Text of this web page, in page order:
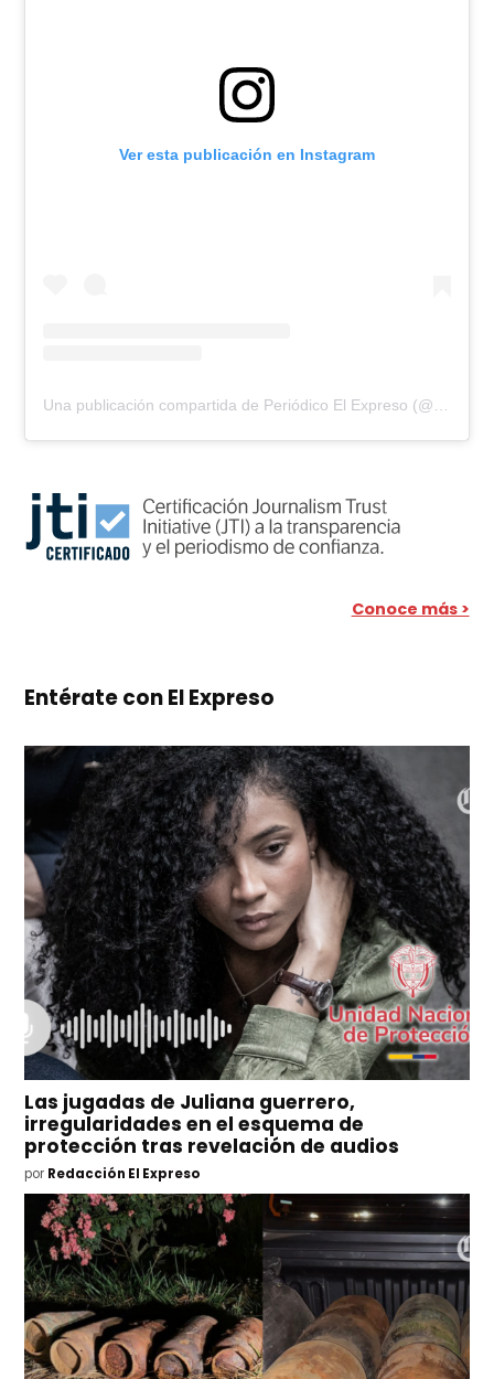
Ver esta publicación en Instagram
Conoce más >
Entérate con El Expreso
Las jugadas de Juliana guerrero,
irregularidades en el esquema de
protección tras revelación de audios
por Redacción El Expreso